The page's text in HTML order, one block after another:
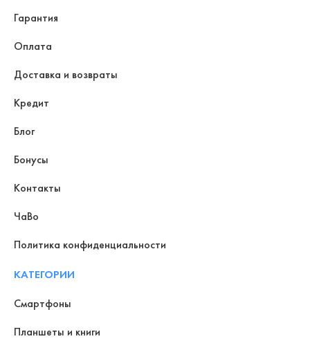
Гарантия
Оплата
Доставка и возвраты
Кредит
Блог
Бонусы
Контакты
ЧаВо
Политика конфиденциальности
КАТЕГОРИИ
Смартфоны
Планшеты и книги